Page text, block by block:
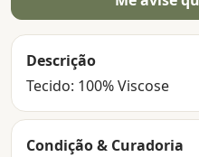
Descrição
Tecido: 100% Viscose
Condição & Curadoria